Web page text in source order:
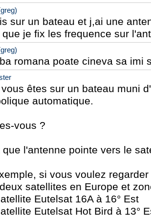
sur un bateau et j,ai une
que je fix les frequence sur
romana poate cineva sa imi
êtes sur un bateau muni
automatique.
vous ?
que l'antenne pointe vers le
si vous voulez regarder
satellites en Europe et
Eutelsat 16A à 16° Est
Eutelsat Hot Bird à 13°